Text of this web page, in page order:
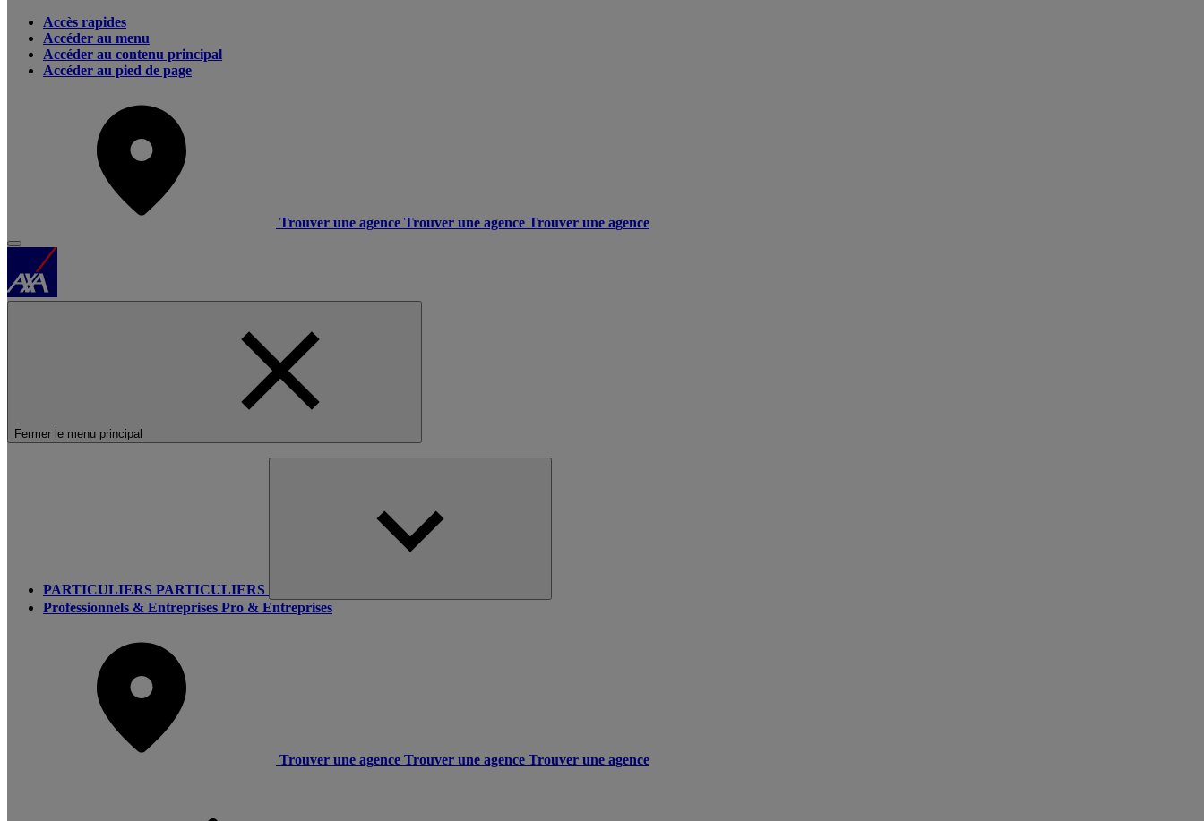
Accès rapides
Accéder au menu
Accéder au contenu principal
Accéder au pied de page
Trouver une agence Trouver une agence Trouver une agence
Fermer le menu principal
PARTICULIERS PARTICULIERS
Professionnels & Entreprises Pro & Entreprises
Trouver une agence Trouver une agence Trouver une agence